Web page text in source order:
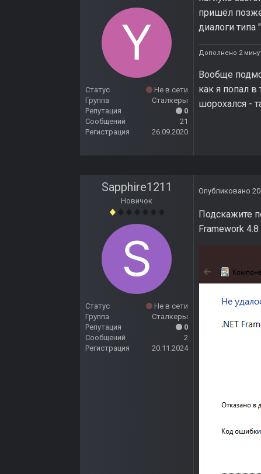
Статус
Не в сети
Группа
Сталкеры
Репутация
0
Сообщений
21
Регистрация
26.09.2020
пришёл
диалоги типа
Дополнено 2
Вообще
как я попал в
шорохался -
Sapphire1211
Новичок
Статус
Не в сети
Группа
Сталкеры
Репутация
0
Сообщений
2
Регистрация
20.11.2024
Опубликовано
Подскажите
Framework